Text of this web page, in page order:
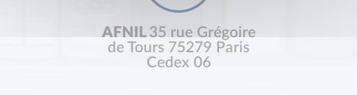
AFNIL 35 rue Grégoire
de Tours 75279 Paris
Cedex 06